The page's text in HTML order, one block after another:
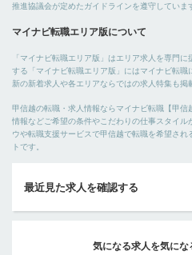
推進協議会が定めたガイドラインを遵守していま
マイナビ転職エリア版について
「マイナビ転職エリア版」はエリア求人を専門に
する「マイナビ転職エリア版」にはマイナビ転
新の新着求人や各エリアならではの求人特集も掲
甲信越の転職・求人情報ならマイナビ転職【甲信
情報などご希望の条件やこだわりの仕事スタイ
ウや転職支援サービスで甲信越で転職を希望さ
トです。
最近見た求人を確認する
気になる求人を気にな